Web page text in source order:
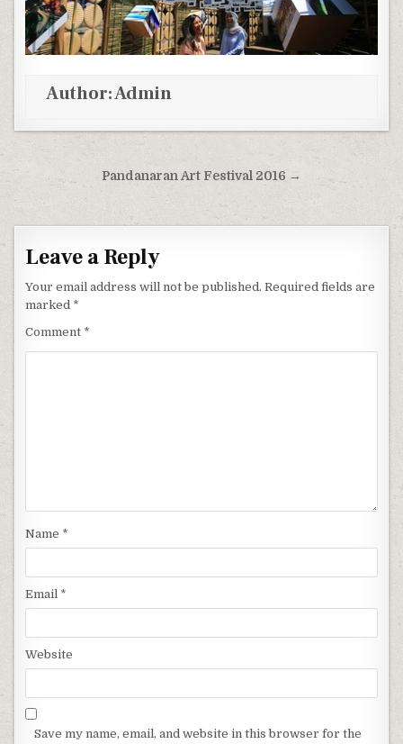
Author:Admin
Post navigation
Pandanaran Art Festival 2016 →
Leave a Reply
Your email address will not be published. Required fields are
marked *
Comment *
Name *
Email *
Website
Save my name, email, and website in this browser for the